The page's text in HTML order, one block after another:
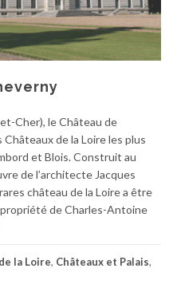
Cher), le Château de
Châteaux de la Loire les plus
et Blois. Construit au
de l’architecte Jacques
château de la Loire a être
de Charles-Antoine
la Loire, Châteaux et Palais,